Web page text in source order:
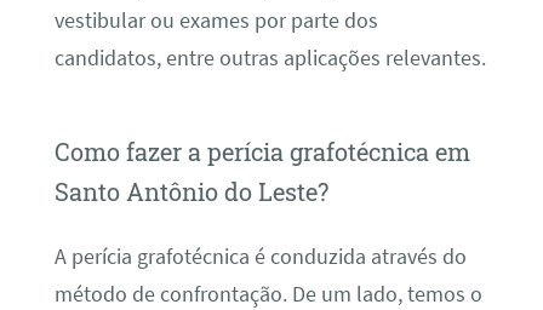
vestibular ou exames por parte dos
candidatos, entre outras aplicações relevantes.
Como fazer a perícia grafotécnica em
Santo Antônio do Leste?
A perícia grafotécnica é conduzida através do
método de confrontação. De um lado, temos o